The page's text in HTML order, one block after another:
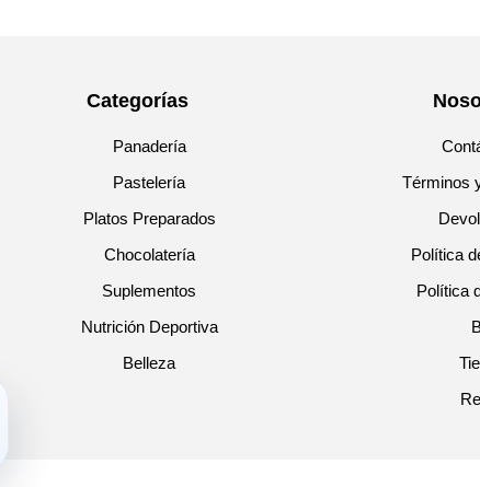
Categorías
Panadería
Pastelería
Platos Preparados
Chocolatería
Suplementos
Nutrición Deportiva
Belleza
Términos
Política
Política